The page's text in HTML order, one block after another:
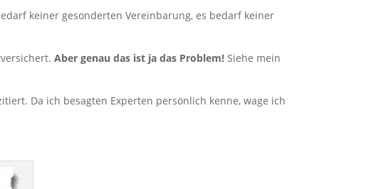
keiner gesonderten Vereinbarung, es bedarf keiner
Aber genau das ist ja das Problem! Siehe mein
Da ich besagten Experten persönlich kenne, wage ich